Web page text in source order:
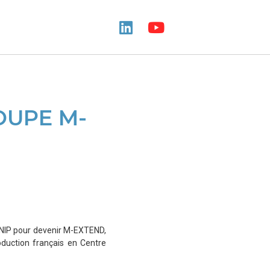
M-
pour devenir M-EXTEND,
français en Centre